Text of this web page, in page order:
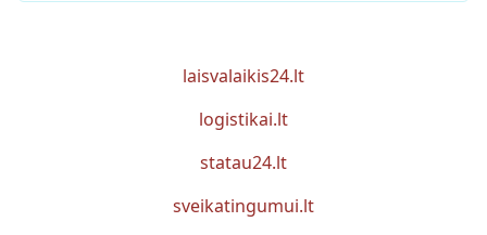
laisvalaikis24.lt
logistikai.lt
statau24.lt
sveikatingumui.lt